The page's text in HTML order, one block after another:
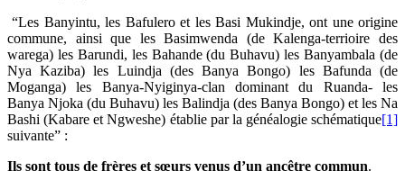
“Les Banyintu, les Bafulero et les Basi Mukindje, ont une origine
commune, ainsi que les Basimwenda (de Kalenga-terrioire des
warega) les Barundi, les Bahande (du Buhavu) les Banyambala (de
Nya Kaziba) les Luindja (des Banya Bongo) les Bafunda (de
Moganga) les Banya-Nyiginya-clan dominant du Ruanda- les
Banya Njoka (du Buhavu) les Balindja (des Banya Bongo) et les Na
Bashi (Kabare et Ngweshe) établie par la généalogie schématique[1]
suivante” :
Ils sont tous de frères et sœurs venus d’un ancêtre commun.